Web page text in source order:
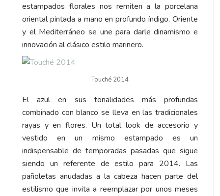
estampados florales nos remiten a la porcelana
oriental pintada a mano en profundo índigo. Oriente
y el Mediterráneo se une para darle dinamismo e
innovación al clásico estilo marinero.
Touché 2014
El azul en sus tonalidades más profundas
combinado con blanco se lleva en las tradicionales
rayas y en flores. Un total look de accesorio y
vestido en un mismo estampado es un
indispensable de temporadas pasadas que sigue
siendo un referente de estilo para 2014. Las
pañoletas anudadas a la cabeza hacen parte del
estilismo que invita a reemplazar por unos meses